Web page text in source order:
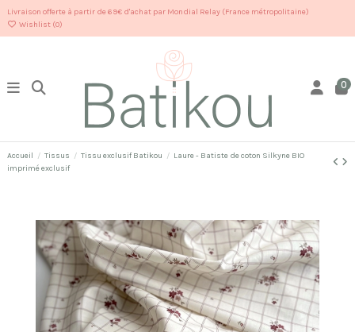
Livraison offerte à partir de 69€ d'achat par Mondial Relay (France métropolitaine)
Wishlist (0)
0
Accueil Tissus Tissu exclusif Batikou
Laure - Batiste de coton Silkyne BIO
imprimé exclusif